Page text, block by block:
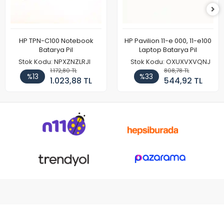
HP TPN-C100 Notebook
Batarya Pil
Stok Kodu: NPXZNZLRJI
%13
1.172,80 TL
1.023,88 TL
HP Pavilion 11-e 000, 11-e100
Laptop Batarya Pil
Stok Kodu: OXUXVXVQNJ
%33
808,78 TL
544,92 TL